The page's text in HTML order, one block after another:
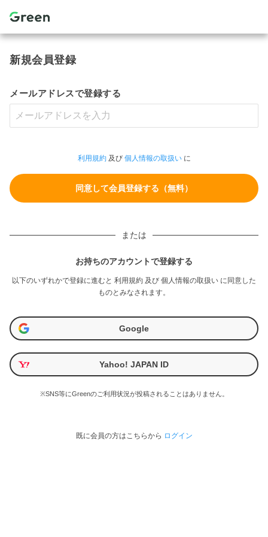
新規会員登録
メールアドレスで登録する
利用規約及び 個人情報の取扱いに
または
お持ちのアカウントで登録する
以下のいずれかで登録に進むと 利用規約 及び 個人情報の取扱い に同意した
ものとみなされます。
Google
Yahoo! JAPAN ID
※SNS等にGreenのご利用状況が投稿されることはありません。
既に会員の方はこちらから ログイン